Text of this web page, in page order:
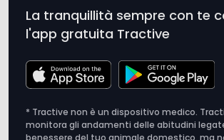
* Tractive non è un dispositivo medico.
benessere del tuo animale domestico, ma
fornisce alcuna diagnosi di problemi di salute.
veterinario.